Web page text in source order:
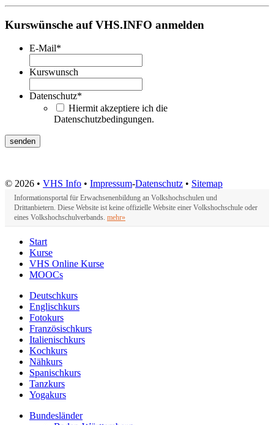
Kurswünsche auf VHS.INFO anmelden
E-Mail*
Kurswunsch
Datenschutz*
Hiermit akzeptiere ich die
Datenschutzbedingungen.
© 2026 • VHS Info • Impressum-Datenschutz • Sitemap
Informationsportal für Erwachsenenbildung an Volkshochschulen und
Drittanbietern. Diese Website ist keine offizielle Website einer Volkshochschule oder
eines Volkshochschulverbands. mehr»
Start
Kurse
VHS Online Kurse
MOOCs
Deutschkurs
Englischkurs
Fotokurs
Französischkurs
Italienischkurs
Kochkurs
Nähkurs
Spanischkurs
Tanzkurs
Yogakurs
Bundesländer